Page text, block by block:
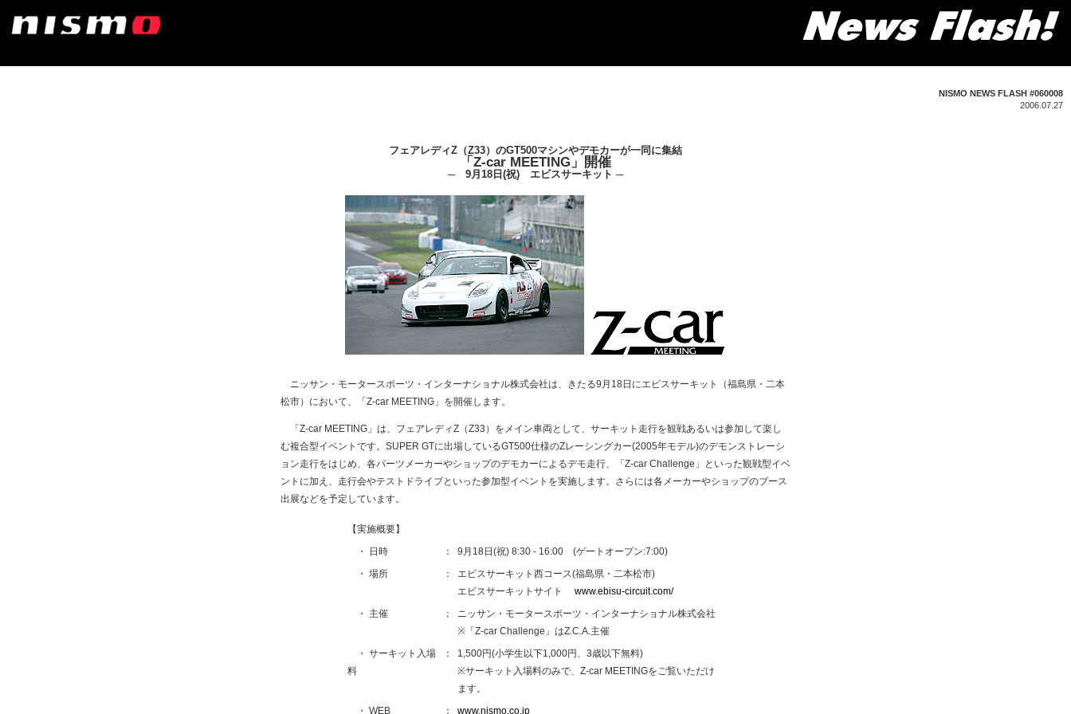
NISMO NEWS FLASH #060008
2006.07.27
フェアレディZ（Z33）のGT500マシンやデモカーが一同に集結
「Z-car MEETING」開催
─ 9月18日(祝) エビスサーキット ─
ニッサン・モータースポーツ・インターナショナル株式会社は、きたる9月18日にエビスサーキット（福島県・二本
松市）において、「Z-car MEETING」を開催します。
「Z-car MEETING」は、フェアレディZ（Z33）をメイン車両として、サーキット走行を観戦あるいは参加して楽し
む複合型イベントです。SUPER GTに出場しているGT500仕様のZレーシングカー(2005年モデル)のデモンストレーシ
ョン走行をはじめ、各パーツメーカーやショップのデモカーによるデモ走行、「Z-car Challenge」といった観戦型イベ
ントに加え、走行会やテストドライブといった参加型イベントを実施します。さらには各メーカーやショップのブース
出展などを予定しています。
【実施概要】
・ 日時
：
9月18日(祝) 8:30 - 16:00 (ゲートオープン:7:00)
・ 場所
：
エビスサーキット西コース(福島県・二本松市)
エビスサーキットサイト www.ebisu-circuit.com/
・ 主催
：
ニッサン・モータースポーツ・インターナショナル株式会社
※「Z-car Challenge」はZ.C.A.主催
・ サーキット入場
料
：
1,500円(小学生以下1,000円、3歳以下無料)
※サーキット入場料のみで、Z-car MEETINGをご覧いただけ
ます。
・ WEB
：
www.nismo.co.jp